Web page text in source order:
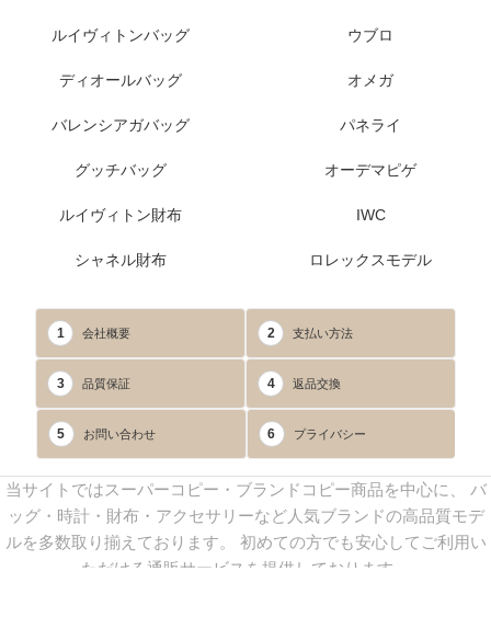
ルイヴィトンバッグ
ディオールバッグ
バレンシアガバッグ
グッチバッグ
ルイヴィトン財布
シャネル財布
ウブロ
オメガ
パネライ
オーデマピゲ
IWC
ロレックスモデル
1 会社概要 2 支払い方法
3 品質保証 4 返品交換
5 お問い合わせ 6 プライバシー
当サイトではスーパーコピー・ブランドコピー商品を中心に、 バ
ッグ・時計・財布・アクセサリーなど人気ブランドの高品質モデ
ルを多数取り揃えております。 初めての方でも安心してご利用い
ただける通販サービスを提供しております。